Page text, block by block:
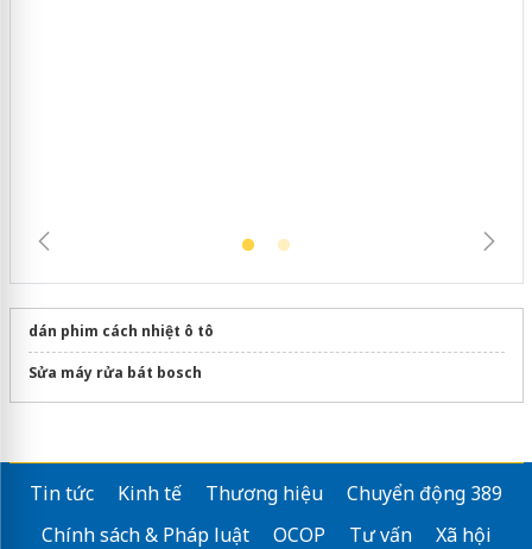
dán phim cách nhiệt ô tô
Sửa máy rửa bát bosch
Tin tức Kinh tế Thương hiệu
Chuyển động 389
Chính sách & Pháp luật
OCOP Tư vấn
Xã hội